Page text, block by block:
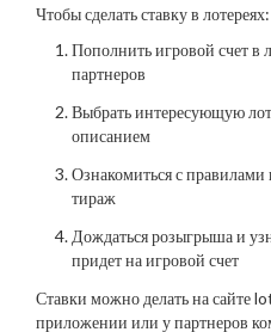
Чтобы сделать ставку в лотереях:
Пополнить игровой счет в
партнеров
Выбрать интересующую
описанием
Ознакомиться с
тираж
Дождаться розыгрыша и
придет на игровой счет
Ставки можно делать на сайте
приложении или у партнеров